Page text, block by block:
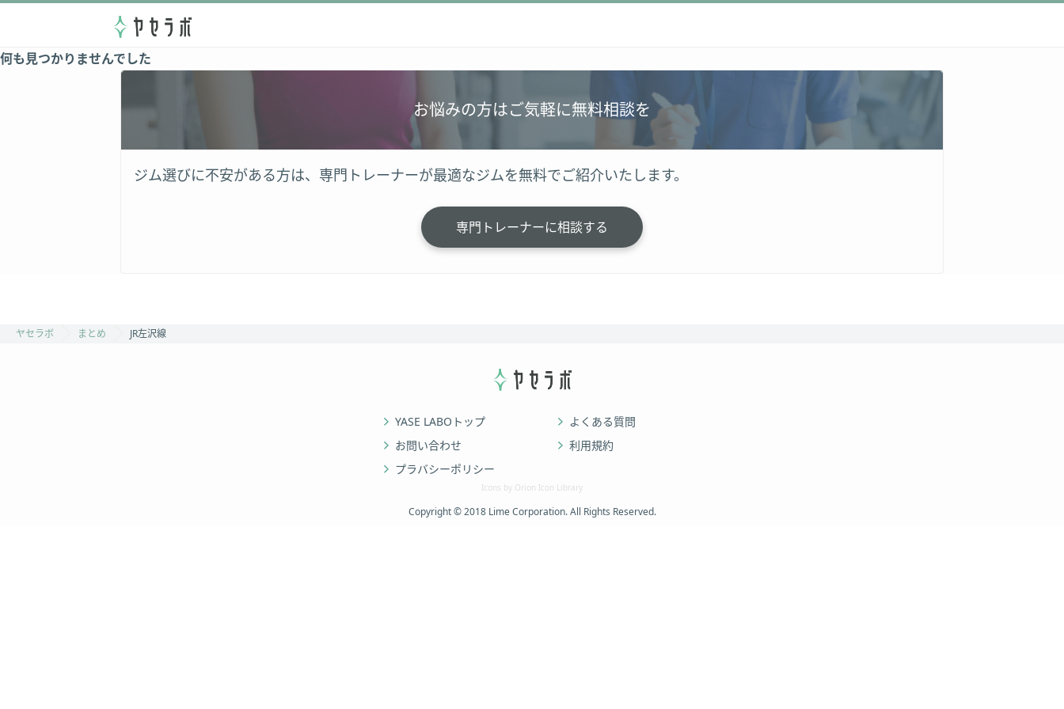
何も見つかりませんでした
お悩みの方はご気軽に無料相談を
ジム選びに不安がある方は、専門トレーナーが最適なジムを無料でご紹介いたします。
専門トレーナーに相談する
ヤセラボ まとめ JR左沢線
YASE LABOトップ
よくある質問
お問い合わせ
利用規約
プラバシーポリシー
Icons by Orion Icon Library
Copyright © 2018 Lime Corporation. All Rights Reserved.